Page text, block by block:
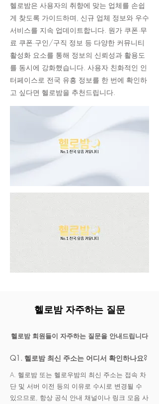
헬로밤은 사용자의 취향에 맞는 업체를 손쉽
게 찾도록 가이드하며, 신규 업체 정보와 우수
서비스를 지속 업데이트합니다. 원가 쿠폰·무
료 쿠폰·구인/구직 정보 등 다양한 커뮤니티
활성화 요소를 통해 정보의 신뢰성과 활용도
를 동시에 강화했습니다. 사용자 친화적인 인
터페이스로 전국 유흥 정보를 한 번에 확인하
고 싶다면 헬로밤을 추천드립니다.
헬로밤 자주하는 질문
헬로밤 회원들이 자주하는 질문을 안내드립니다
Q1. 헬로밤 최신 주소는 어디서 확인하나요?
A. 헬로밤 또는 헬로우밤의 최신 주소는 접속 차
단 및 서버 이전 등의 이유로 수시로 변경될 수
있으므로, 항상 공식 안내 채널이나 링크 모음 사